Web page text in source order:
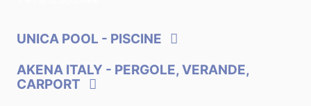
UNICA POOL - PISCINE
AKENA ITALY - PERGOLE, VERANDE,
CARPORT